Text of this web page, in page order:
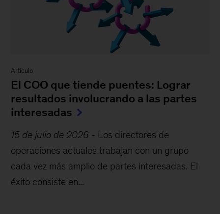
Artículo
El COO que tiende puentes: Lograr
resultados involucrando a las partes
interesadas
15 de julio de 2026 - Los directores de
operaciones actuales trabajan con un grupo
cada vez más amplio de partes interesadas. El
éxito consiste en...